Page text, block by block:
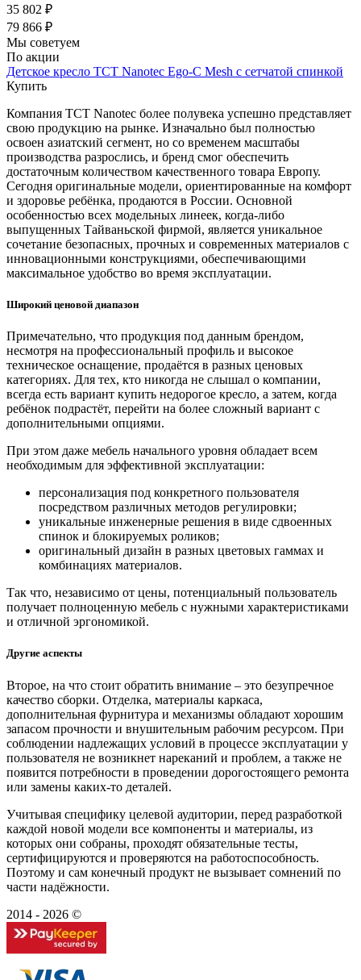
35 802 ₽
79 866 ₽
Мы советуем
По акции
Детское кресло TCT Nanotec Ego-C Mesh с сетчатой спинкой
Купить
Компания TCT Nanotec более полувека успешно представляет
свою продукцию на рынке. Изначально был полностью
освоен азиатский сегмент, но со временем масштабы
производства разрослись, и бренд смог обеспечить
достаточным количеством качественного товара Европу.
Сегодня оригинальные модели, ориентированные на комфорт
и здоровье ребёнка, продаются в России. Основной
особенностью всех модельных линеек, когда-либо
выпущенных Тайваньской фирмой, является уникальное
сочетание безопасных, прочных и современных материалов с
инновационными конструкциями, обеспечивающими
максимальное удобство во время эксплуатации.
Широкий ценовой диапазон
Примечательно, что продукция под данным брендом,
несмотря на профессиональный профиль и высокое
техническое оснащение, продаётся в разных ценовых
категориях. Для тех, кто никогда не слышал о компании,
всегда есть вариант купить недорогое кресло, а затем, когда
ребёнок подрастёт, перейти на более сложный вариант с
дополнительными опциями.
При этом даже мебель начального уровня обладает всем
необходимым для эффективной эксплуатации:
персонализация под конкретного пользователя
посредством различных методов регулировки;
уникальные инженерные решения в виде сдвоенных
спинок и блокируемых роликов;
оригинальный дизайн в разных цветовых гаммах и
комбинациях материалов.
Так что, независимо от цены, потенциальный пользователь
получает полноценную мебель с нужными характеристиками
и отличной эргономикой.
Другие аспекты
Второе, на что стоит обратить внимание – это безупречное
качество сборки. Отделка, материалы каркаса,
дополнительная фурнитура и механизмы обладают хорошим
запасом прочности и внушительным рабочим ресурсом. При
соблюдении надлежащих условий в процессе эксплуатации у
пользователя не возникнет нареканий и проблем, а также не
появится потребности в проведении дорогостоящего ремонта
или замены каких-то деталей.
Учитывая специфику целевой аудитории, перед разработкой
каждой новой модели все компоненты и материалы, из
которых они собраны, проходят обязательные тесты,
сертифицируются и проверяются на работоспособность.
Поэтому и сам конечный продукт не вызывает сомнений по
части надёжности.
2014 - 2026 ©